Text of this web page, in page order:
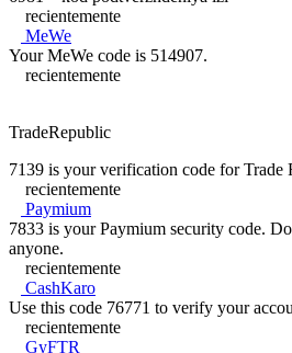
recientemente
MeWe
Your MeWe code is 514907.
recientemente
TradeRepublic
7139 is your verification code for Trade
recientemente
Paymium
7833 is your Paymium security code.
anyone.
recientemente
CashKaro
Use this code 76771 to verify your
recientemente
GyFTR